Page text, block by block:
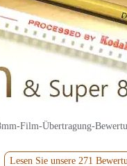
Film-Übertragung-
Lesen Sie unsere 271